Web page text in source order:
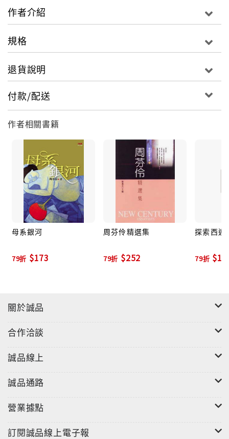
個拿著鋤頭鋤草，一個撒培養土，有時少年附在母親耳
從心靈的一角剪下來的。
〈最後的櫻木花道〉
他們穿越能高古道，從霧社上山，在中央山脈能高鞍部
一帶搜索，一直往花蓮的方向仔細尋找，沿途風景清奇
美絕，古棧道與木造山屋充滿古意，清晨的山鑾被雲海
環繞，恍如仙山，怪不得泰雅相信山
她以文字構築與山相關的記憶，描繪一群想逃避朽壞卻
無處可逃的人。
10篇關於深邃的綠，原始的氣息，以及綠裡的諸多傳
心經過一次洗滌，他覺得可以原諒一切，但是每當黃昏
到來，他的背脊好似有蟻群在爬，熱癢難過，他就像一
列脫軌的火車，斜倒在地，跟這個世界錯位挪移。
作者介紹
規格
退貨說明
付款/配送
作者相關書籍
母系銀河
79折 $173
周芬伶精選集
79折 $252
探索西遊
79折
關於誠品
合作洽談
誠品線上
誠品通路
營業據點
訂閱誠品線上電子報